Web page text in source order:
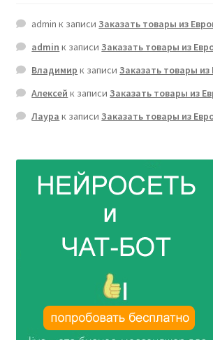
admin к записиЗаказать товары из
admin к записиЗаказать товары из
Владимир к записиЗаказать товары из
Алексей к записиЗаказать товары из
Лаура к записиЗаказать товары из